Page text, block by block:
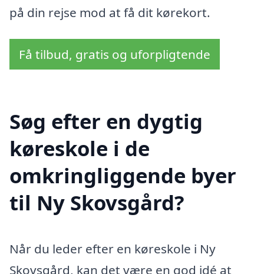
på din rejse mod at få dit kørekort.
Få tilbud, gratis og uforpligtende
Søg efter en dygtig
køreskole i de
omkringliggende byer
til Ny Skovsgård?
Når du leder efter en køreskole i Ny
Skovsgård, kan det være en god idé at